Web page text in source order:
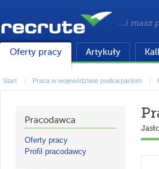
...i masz
Oferty pracy Artykuły
Start Praca w województwie podkarpackim
Pracodawca
Oferty pracy
Profil pracodawcy